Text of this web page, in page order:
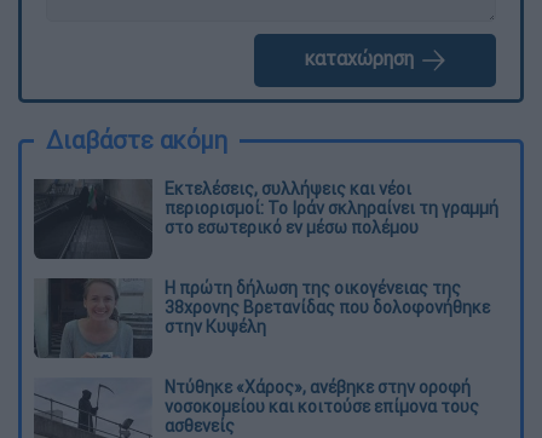
καταχώρηση
Διαβάστε ακόμη
Εκτελέσεις, συλλήψεις και νέοι
περιορισμοί: Το Ιράν σκληραίνει τη γραμμή
στο εσωτερικό εν μέσω πολέμου
Η πρώτη δήλωση της οικογένειας της
38χρονης Βρετανίδας που δολοφονήθηκε
στην Κυψέλη
Ντύθηκε «Χάρος», ανέβηκε στην οροφή
νοσοκομείου και κοιτούσε επίμονα τους
ασθενείς